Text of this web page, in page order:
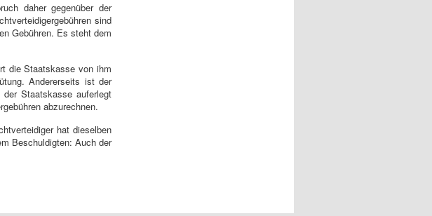
daher gegenüber der
sind
Gebühren. Es steht dem
die Staatskasse von ihm
Andererseits ist der
Staatskasse auferlegt
abzurechnen.
hat dieselben
Beschuldigten: Auch der